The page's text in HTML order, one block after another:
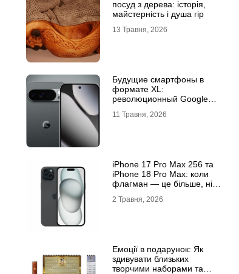
посуд з дерева: історія,
майстерність і душа гір
13 Травня, 2026
Будущие смартфоны в
формате XL:
революционный Google
11 Травня, 2026
iРhone 17 Рro Мax 256 та
iРhone 18 Рro Мax: коли
флагман — це більше, ніж
2 Травня, 2026
Емоції в подарунок: Як
здивувати близьких
творчими наборами та